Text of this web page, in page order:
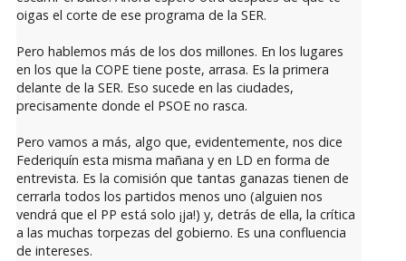
oigas el corte de ese programa de la SER.
Pero hablemos más de los dos millones. En los lugares
en los que la COPE tiene poste, arrasa. Es la primera
delante de la SER. Eso sucede en las ciudades,
precisamente donde el PSOE no rasca.
Pero vamos a más, algo que, evidentemente, nos dice
Federiquín esta misma mañana y en LD en forma de
entrevista. Es la comisión que tantas ganazas tienen de
cerrarla todos los partidos menos uno (alguien nos
vendrá que el PP está solo ¡ja!) y, detrás de ella, la crítica
a las muchas torpezas del gobierno. Es una confluencia
de intereses.